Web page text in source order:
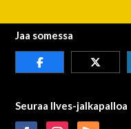
Jaa somessa
Seuraa Ilves-jalkapalloa